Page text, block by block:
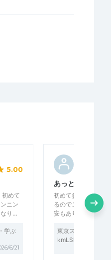
5.00
初めて
ニン
なり…
学ぶ
6/21
あっという間の
初めて参加しました
るのでこういうイベ
安もありましたが、
東京スカイツリー
kmLSD